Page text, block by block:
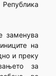
заменува
на
и преку
за